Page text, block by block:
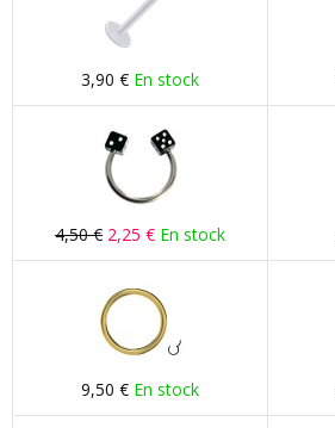
3,90 € En stock
4,50 € 2,25 € En stock
9,50 € En stock